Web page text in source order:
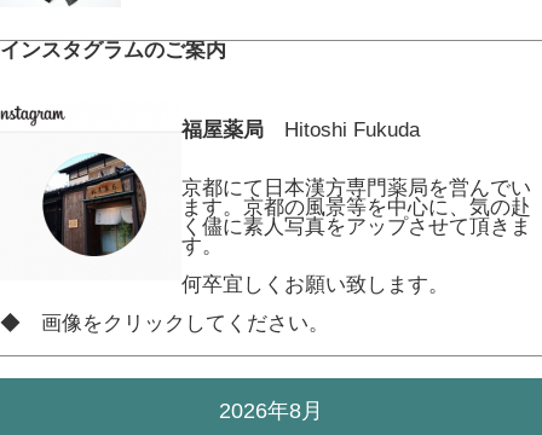
インスタグラムのご案内
福屋薬局 Hitoshi Fukuda
京都にて日本漢方専門薬局を営んでい
ます。京都の風景等を中心に、気の赴
く儘に素人写真をアップさせて頂きま
す。
何卒宜しくお願い致します。
◆ 画像をクリックしてください。
2026年8月